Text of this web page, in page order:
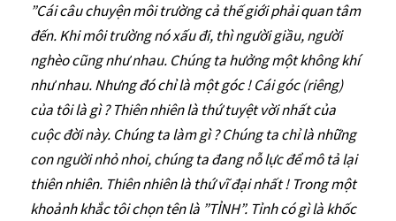
”Cái câu chuyện môi trường cả thế giới phải quan tâm
đến. Khi môi trường nó xấu đi, thì người giầu, người
nghèo cũng như nhau. Chúng ta hưởng một không khí
như nhau. Nhưng đó chỉ là một góc ! Cái góc (riêng)
của tôi là gì ? Thiên nhiên là thứ tuyệt vời nhất của
cuộc đời này. Chúng ta làm gì ? Chúng ta chỉ là những
con người nhỏ nhoi, chúng ta đang nỗ lực để mô tả lại
thiên nhiên. Thiên nhiên là thứ vĩ đại nhất ! Trong một
khoảnh khắc tôi chọn tên là ”TỈNH”. Tỉnh có gì là khốc